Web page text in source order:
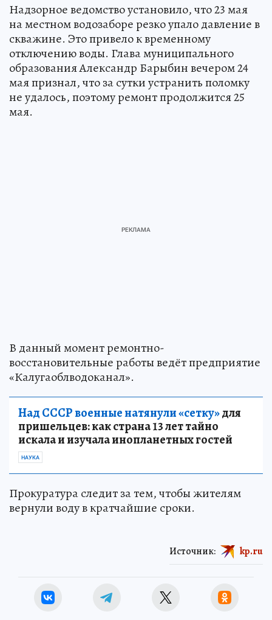
Надзорное ведомство установило, что 23 мая
на местном водозаборе резко упало давление в
скважине. Это привело к временному
отключению воды. Глава муниципального
образования Александр Барыбин вечером 24
мая признал, что за сутки устранить поломку
не удалось, поэтому ремонт продолжится 25
мая.
В данный момент ремонтно-
восстановительные работы ведёт предприятие
«Калугаоблводоканал».
Над СССР военные натянули «сетку»для
пришельцев: как страна 13 лет тайно
искала и изучала инопланетных гостей
НАУКА
Прокуратура следит за тем, чтобы жителям
вернули воду в кратчайшие сроки.
Источник: kp.ru